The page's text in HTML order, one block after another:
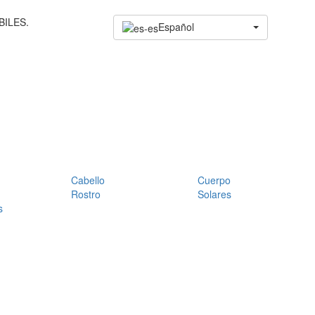
Español
Cabello
Cuerpo
Rostro
Solares